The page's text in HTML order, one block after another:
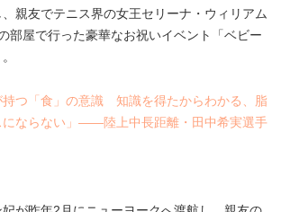
親友でテニス界の女王セリーナ・ウィリアム
部屋で行った豪華なお祝いイベント「ベビー
持つ「食」の意識 知識を得たからわかる、脂
にならない」――陸上中長距離・田中希実選手